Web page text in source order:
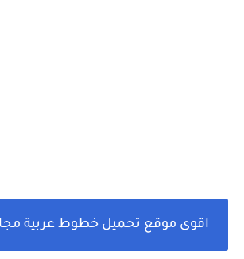
اقوى موقع تحميل خطوط عربية